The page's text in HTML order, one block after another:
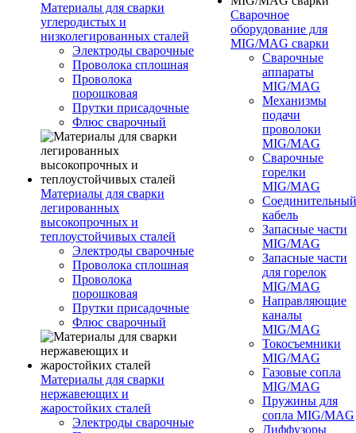
Материалы для сварки
углеродистых и
низколегированных сталей
Электроды сварочные
Проволока сплошная
Проволока
порошковая
Прутки присадочные
Флюс сварочный
Материалы для сварки
легированных
высокопрочных и
теплоустойчивых сталей
Электроды сварочные
Проволока сплошная
Проволока
порошковая
Прутки присадочные
Флюс сварочный
Материалы для сварки
нержавеющих и
жаростойких сталей
Электроды сварочные
Сварочное
оборудование для
MIG/MAG сварки
Сварочные
аппараты
MIG/MAG
Механизмы
подачи
проволоки
MIG/MAG
Сварочные
горелки
MIG/MAG
Соединительный
кабель
Запасные части
MIG/MAG
Запасные части
для горелок
MIG/MAG
Направляющие
каналы
MIG/MAG
Токосъемники
MIG/MAG
Газовые сопла
MIG/MAG
Пружины для
сопла MIG/MAG
Диффузоры